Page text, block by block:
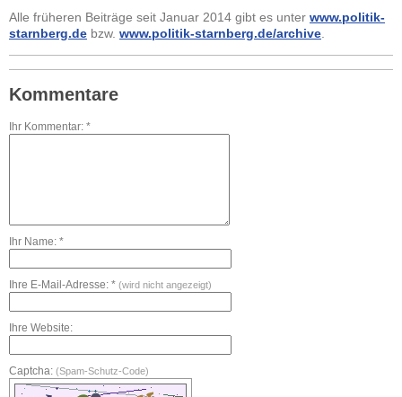
Alle früheren Beiträge seit Januar 2014 gibt es unter www.politik-
starnberg.de bzw. www.politik-starnberg.de/archive
Kommentare
Ihr Kommentar: *
Ihr Name: *
Ihre E-Mail-Adresse: * (wird nicht angezeigt)
Ihre Website:
Captcha: (Spam-Schutz-Code)